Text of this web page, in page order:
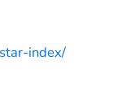
index/